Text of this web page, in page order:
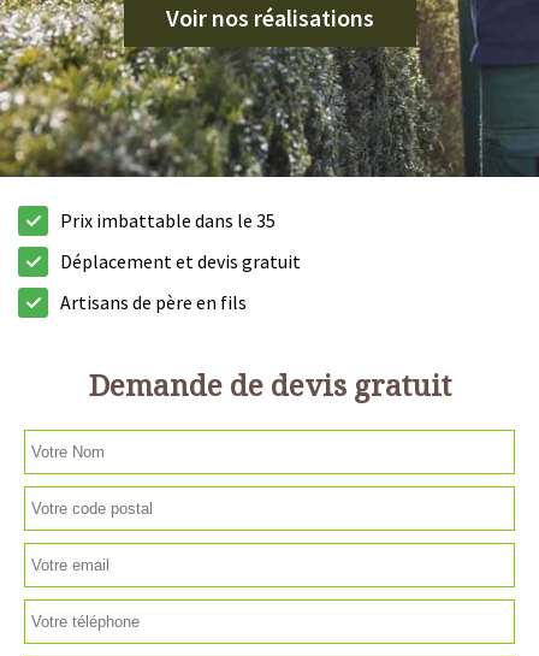
Voir nos réalisations
Prix imbattable dans le 35
Déplacement et devis gratuit
Artisans de père en fils
Demande de devis gratuit